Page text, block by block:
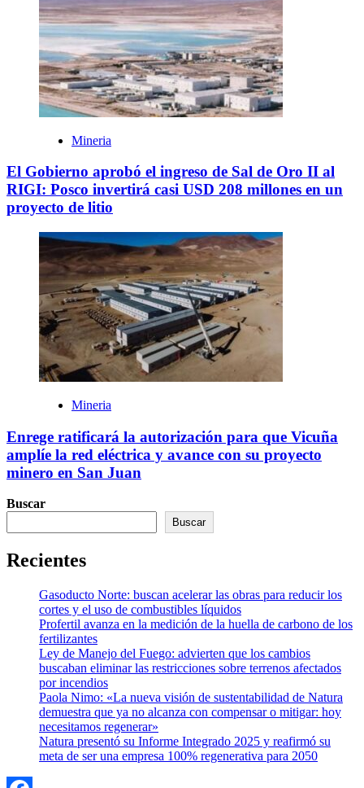
Mineria
El Gobierno aprobó el ingreso de Sal de Oro II al
RIGI: Posco invertirá casi USD 208 millones en un
proyecto de litio
Mineria
Enrege ratificará la autorización para que Vicuña
amplíe la red eléctrica y avance con su proyecto
minero en San Juan
Buscar
Buscar
Recientes
Gasoducto Norte: buscan acelerar las obras para reducir los
cortes y el uso de combustibles líquidos
Profertil avanza en la medición de la huella de carbono de los
fertilizantes
Ley de Manejo del Fuego: advierten que los cambios
buscaban eliminar las restricciones sobre terrenos afectados
por incendios
Paola Nimo: «La nueva visión de sustentabilidad de Natura
demuestra que ya no alcanza con compensar o mitigar: hoy
necesitamos regenerar»
Natura presentó su Informe Integrado 2025 y reafirmó su
meta de ser una empresa 100% regenerativa para 2050